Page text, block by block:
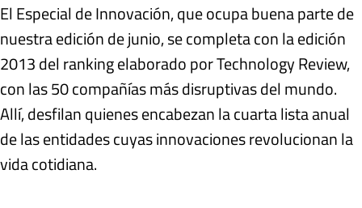
El Especial de Innovación, que ocupa buena parte de
nuestra edición de junio, se completa con la edición
2013 del ranking elaborado por Technology Review,
con las 50 compañías más disruptivas del mundo.
Allí, desfilan quienes encabezan la cuarta lista anual
de las entidades cuyas innovaciones revolucionan la
vida cotidiana.